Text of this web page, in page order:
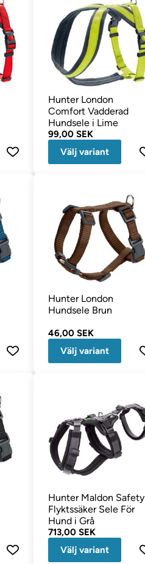
Hunter London
Comfort Vadderad
Hundsele i Lime
99,00 SEK
Välj variant
Hunter London
Hundsele Brun
46,00 SEK
Välj variant
Hunter Maldon Safety
Flyktssäker Sele För
Hund i Grå
713,00 SEK
Välj variant